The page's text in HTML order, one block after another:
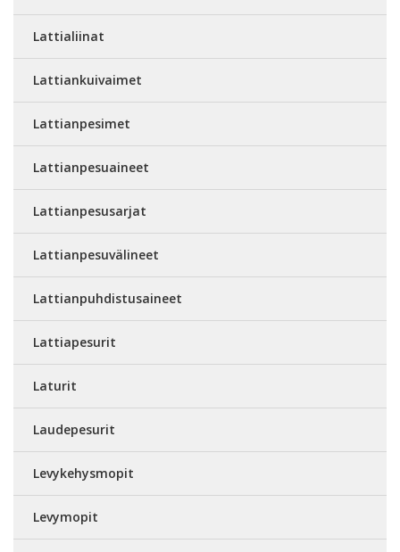
Lattialiinat
Lattiankuivaimet
Lattianpesimet
Lattianpesuaineet
Lattianpesusarjat
Lattianpesuvälineet
Lattianpuhdistusaineet
Lattiapesurit
Laturit
Laudepesurit
Levykehysmopit
Levymopit